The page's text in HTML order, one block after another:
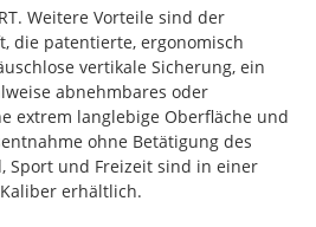
Weitere Vorteile sind der
die patentierte, ergonomisch
vertikale Sicherung, ein
abnehmbares oder
extrem langlebige Oberfläche und
ohne Betätigung des
Sport und Freizeit sind in einer
erhältlich.